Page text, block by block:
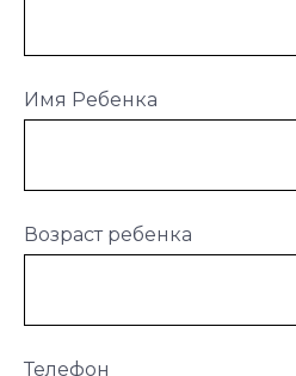
Имя Ребенка
Возраст ребенка
Телефон